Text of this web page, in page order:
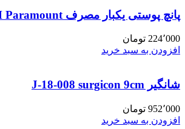
پانچ پوستی یکبار مصرف 5m 5-PUNCH Paramount
224٬000 تومان
افزودن به سبد خرید
شانگیر J-18-008 surgicon 9cm
952٬000 تومان
افزودن به سبد خرید